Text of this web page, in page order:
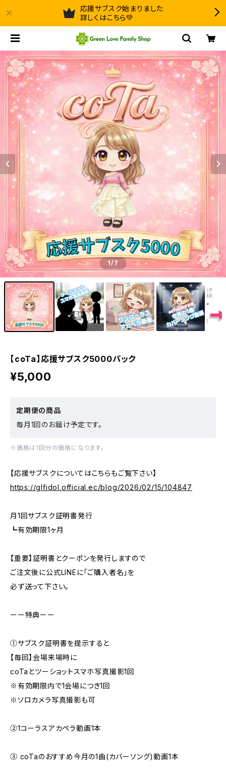
応援サブスク始まりました
詳しくはこちら💚
1/7
【coTa】応援サブスク5000パック
¥5,000
定期便の商品
毎月1回のお届け予定です。
※価格は1回分の価格になります。
【応援サブスクについてはこちらもご覧下さい】
https://glfidol.official.ec/blog/2026/02/15/104847
月1回サブスク証明書発行
┗有効期限1ヶ月
【重要】証明書とクーポンを発行しますので
ご注文後に公式LINEに「ご購入者名」を
必ず送って下さい。
ーー特典ーー
①サブスク証明書を提示すると
【毎回】会場来場時に
coTaとツーショットスマホ写真撮影1回
※有効期限内で1会場につき1回
※ソロカメラ写真撮影も可
②1コーラスアカペラ動画1本
③ coTaのおすすめ今月の1曲(カバーソング)動画1本